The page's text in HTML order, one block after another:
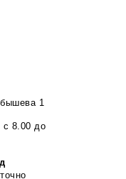
1
с 8.00 до